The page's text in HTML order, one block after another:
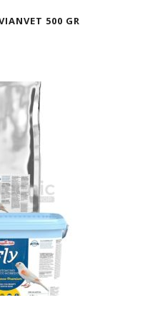
500 GR